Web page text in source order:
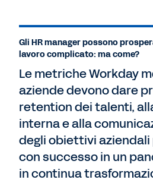
Gli HR manager possono
lavoro complicato: ma come?
Le metriche Workday
aziende devono dare
retention dei talenti,
interna e alla
degli obiettivi aziendali
con successo in un
in continua